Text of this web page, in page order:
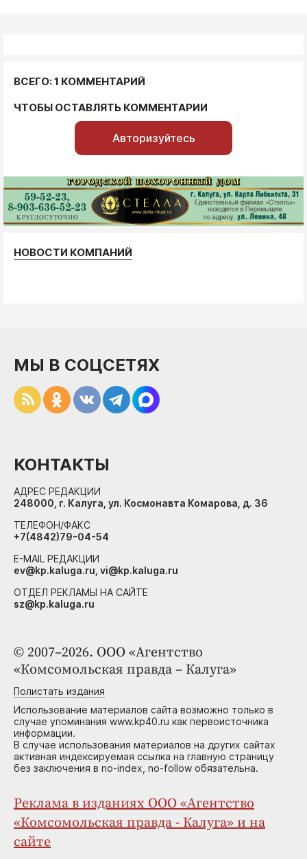
ВСЕГО: 1 КОММЕНТАРИЙ
ЧТОБЫ ОСТАВЛЯТЬ КОММЕНТАРИИ
Авторизуйтесь
НОВОСТИ КОМПАНИЙ
© 2007–2026. ООО «Агентство
«Комсомольская правда – Калуга»
Полистать издания
Использование материалов сайта возможно только в
случае упоминания www.kp40.ru как первоисточника
информации.
В случае использования материалов на других сайтах
активная индексируемая ссылка на главную страницу
без заключения в no-index, no-follow обязательна.
Реклама в изданиях ООО «Агентство
«Комсомольская правда - Калуга» и на
сайте
МЫ В СОЦСЕТЯХ
КОНТАКТЫ
АДРЕС РЕДАКЦИИ
248000, г. Калуга, ул. Космонавта Комарова, д. 36
ТЕЛЕФОН/ФАКС
+7(4842)79-04-54
E-MAIL РЕДАКЦИИ
ev@kp.kaluga.ru, vi@kp.kaluga.ru
ОТДЕЛ РЕКЛАМЫ НА САЙТЕ
sz@kp.kaluga.ru